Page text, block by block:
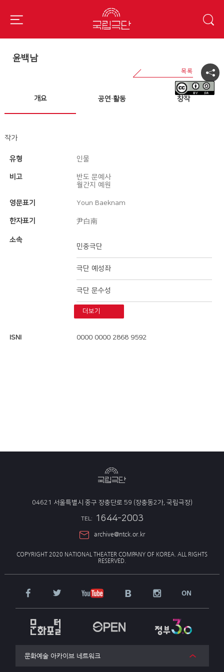
윤백남
개요 공연·활동 창작
작가
유형 인물
비고
반도 문예사
월간지 예원
영문표기 Youn Baeknam
한자표기 尹白南
소속
민중극단
극단 예성좌
극단 문수성
더보기
ISNI 0000 0000 2868 9592
04621 서울특별시 중구 장충단로 59 (장충동2가, 국립극장)
TEL: 1644-2003
archive@ntck.or.kr
COPYRIGHT 2020 NATIONAL THEATER COMPANY OF KOREA. ALL RIGHTS
RESERVED.
문화예술 아카이브 네트워크